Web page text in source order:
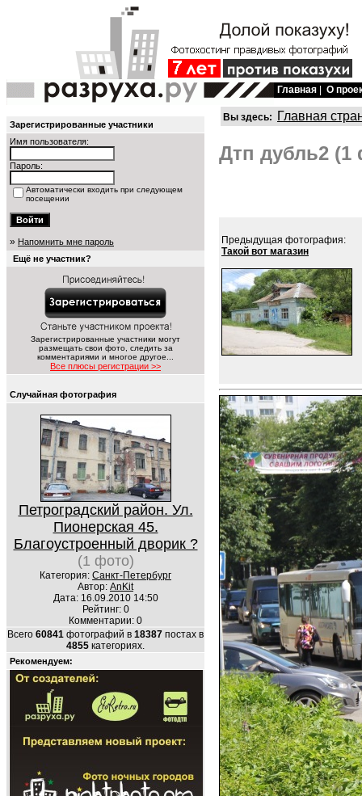
Главная О
Зарегистрированные участники
Имя пользователя:
Пароль:
Автоматически входить при следующем
посещении
» Напомнить мне пароль
Ещё не участник?
Зарегистрированные участники могут
размещать свои фото, следить за
комментариями и многое другое...
Все плюсы регистрации >>
Случайная фотография
Петроградский район. Ул.
Пионерская 45.
Благоустроенный дворик ?
(1 фото)
Категория: Санкт-Петербург
Автор: AnKit
Дата: 16.09.2010 14:50
Рейтинг: 0
Комментарии: 0
Всего 60841 фотографий в 18387 постах в
4855 категориях.
Рекомендуем:
Вы здесь: Главная
Дтп дубль2 (1
Предыдущая фотография:
Такой вот магазин